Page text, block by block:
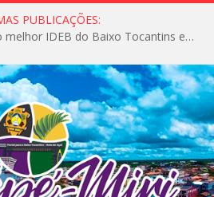
PUBLICAÇÕES:
Igarapé-Miri conquista o melhor IDEB do Baixo Tocantins e avança na qualidade da educação pública